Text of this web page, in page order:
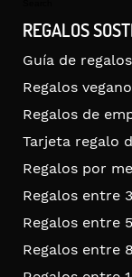
REGALOS
Guía de regalos
Regalos
Regalos de
Tarjeta regalo
Regalos por
Regalos entre
Regalos entre
Regalos entre